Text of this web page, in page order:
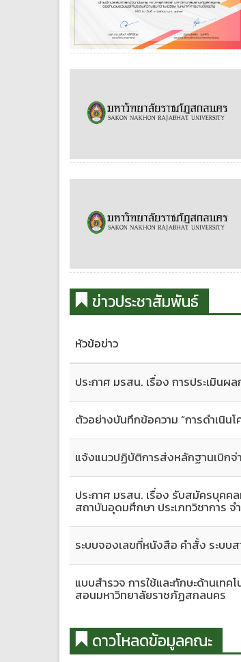
ข่าวประชาสัมพันธ์
หัวข้อข่าว
ประกาศ มรสน. เรื่อง การประเมินผ
ตัวอย่างบันทึกข้อความ “การดำเนิน
แจ้งแนวปฏิบัติการส่งหลักฐานเบิกจ่
ประกาศ มรสน. เรื่อง รับสมัครบุคค
สถาบันอุดมศึกษา ประเภทวิชาการ จ
ระบบจองเลขที่หนังสือ คำสั้ง ระบ
แบบสำรวจ การใช้และทักษะด้านเท
สอนมหาวิทยาลัยราชภัฏสกลนคร
ดาวโหลดข้อมูลคณะ